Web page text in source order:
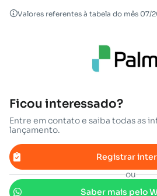
Valores referentes à tabela do mês 07/
Ficou interessado?
Entre em contato e saiba todas as
lançamento.
Registrar
ou
Saber mais pelo